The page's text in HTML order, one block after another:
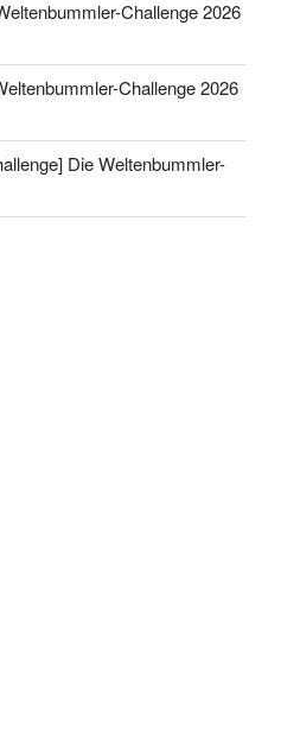
Challenge 2026
Challenge 2026
Die Weltenbummler-